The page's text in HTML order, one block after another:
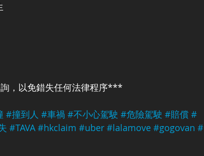
，以免錯失任何法律程序***
#撞到人 #車禍 #不小心駕駛 #危險駕駛 #賠償 #
#TAVA #hkclaim #uber #lalamove #gogovan #